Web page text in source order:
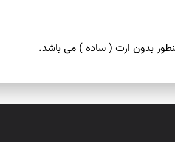
بدون ارت ( ساده ) می باشد.